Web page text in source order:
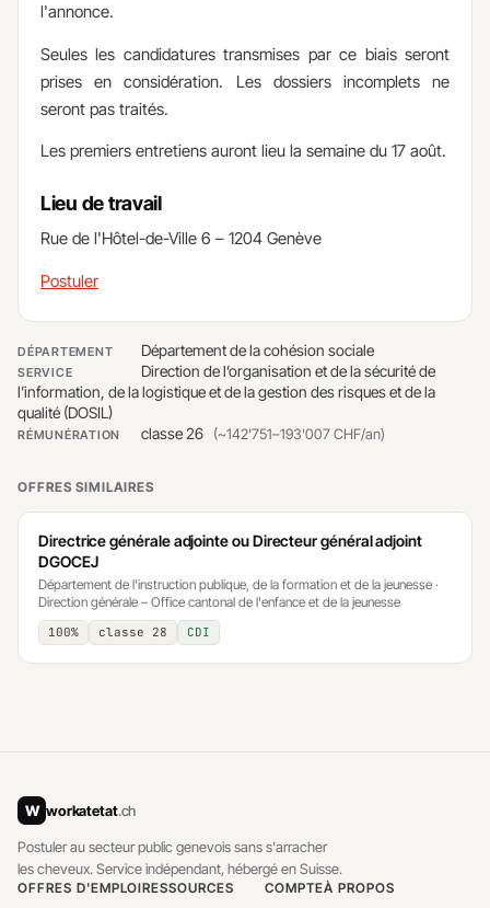
l'annonce.
Seules les candidatures transmises par ce biais seront
prises en considération. Les dossiers incomplets ne
seront pas traités.
Les premiers entretiens auront lieu la semaine du 17 août.
Lieu de travail
​Rue de l'Hôtel-de-Ville 6 – 1204 Genève
Postuler
DÉPARTEMENT Département de la cohésion sociale
SERVICE
Direction de l’organisation et de la sécurité de
l’information, de la logistique et de la gestion des risques et de la
qualité (DOSIL)
RÉMUNÉRATION classe 26 (~142'751–193'007 CHF/an)
OFFRES SIMILAIRES
Directrice générale adjointe ou Directeur général adjoint
DGOCEJ
Département de l'instruction publique, de la formation et de la jeunesse ·
Direction générale – Office cantonal de l'enfance et de la jeunesse
100% classe 28 CDI
W workatetat.ch
Postuler au secteur public genevois sans s'arracher
les cheveux. Service indépendant, hébergé en Suisse.
OFFRES D'EMPLOIRESSOURCES COMPTEÀ PROPOS